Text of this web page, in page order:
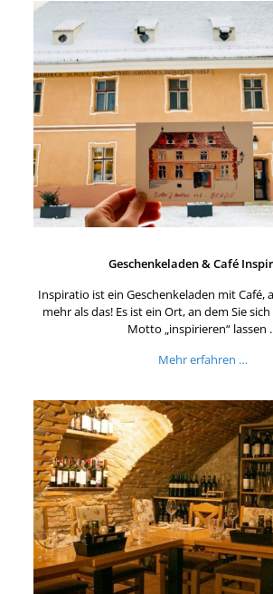
Geschenkeladen & Café
Inspiratio ist ein Geschenkeladen mit Café,
mehr als das! Es ist ein Ort, an dem Sie
Motto „inspirieren“ lassen
Mehr erfahren …